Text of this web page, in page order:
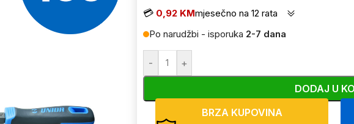
💳 0,92 KMmjesečno na 12 rata
Po narudžbi - isporuka 2-7 dana
- +
DODAJ U
BRZA KUPOVINA